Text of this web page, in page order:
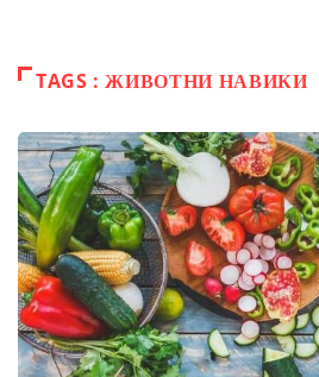
TAGS : ЖИВОТНИ НАВИКИ